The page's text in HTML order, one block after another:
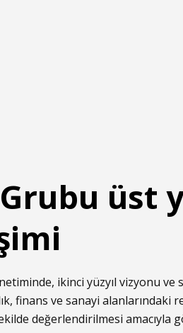
Grubu üst
ikinci yüzyıl vizyonu
finans ve sanayi
değerlendirilmesi